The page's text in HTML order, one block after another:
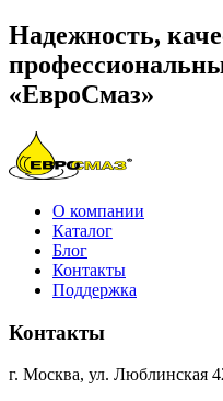
Надежность,
«ЕвроСмаз»
О компании
Каталог
Блог
Контакты
Поддержка
Контакты
г. Москва, ул. Люблинская